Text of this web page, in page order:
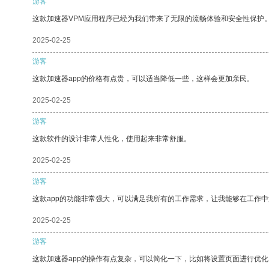
这款加速器VPM应用程序已经为我们带来了无限的流畅体验和安全性保护。
2025-02-25
游客
这款加速器app的价格有点贵，可以适当降低一些，这样会更加亲民。
2025-02-25
游客
这款软件的设计非常人性化，使用起来非常舒服。
2025-02-25
游客
这款app的功能非常强大，可以满足我所有的工作需求，让我能够在工作中
2025-02-25
游客
这款加速器app的操作有点复杂，可以简化一下，比如将设置页面进行优化